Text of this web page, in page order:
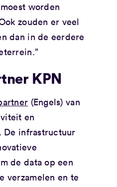
worden
zouden er veel
dan in de eerdere
KPN
(Engels) van
en
De infrastructuur
de data op een
verzamelen en te